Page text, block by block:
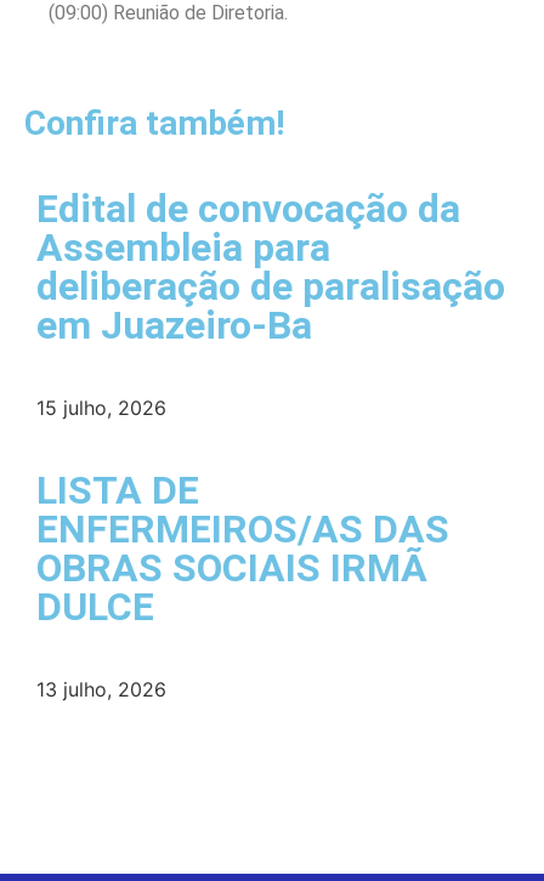
(09:00) Reunião de Diretoria.
Confira também!
Edital de convocação da
Assembleia para
deliberação de paralisação
em Juazeiro-Ba
15 julho, 2026
LISTA DE
ENFERMEIROS/AS DAS
OBRAS SOCIAIS IRMÃ
DULCE
13 julho, 2026